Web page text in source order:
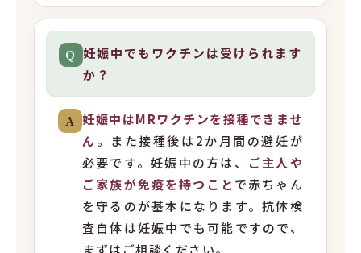
Q 妊娠中でもワクチンは受けられます
か？
A 妊娠中はMRワクチンを接種できませ
ん。 また接種後は2か月間の避妊が
必要です。妊娠中の方は、
ご主人や
ご家族が免疫を持つこと で赤ちゃん
を守るのが基本になります。抗体検
査自体は妊娠中でも可能ですので、
まずはご相談ください。